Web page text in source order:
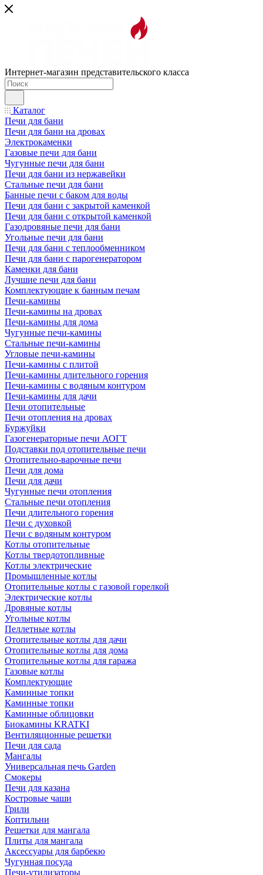
Интернет-магазин представительского класса
Каталог
Печи для бани
Печи для бани на дровах
Электрокаменки
Газовые печи для бани
Чугунные печи для бани
Печи для бани из нержавейки
Стальные печи для бани
Банные печи с баком для воды
Печи для бани с закрытой каменкой
Печи для бани с открытой каменкой
Газодровяные печи для бани
Угольные печи для бани
Печи для бани с теплообменником
Печи для бани с парогенератором
Каменки для бани
Лучшие печи для бани
Комплектующие к банным печам
Печи-камины
Печи-камины на дровах
Печи-камины для дома
Чугунные печи-камины
Стальные печи-камины
Угловые печи-камины
Печи-камины с плитой
Печи-камины длительного горения
Печи-камины с водяным контуром
Печи-камины для дачи
Печи отопительные
Печи отопления на дровах
Буржуйки
Газогенераторные печи АОГТ
Подставки под отопительные печи
Отопительно-варочные печи
Печи для дома
Печи для дачи
Чугунные печи отопления
Стальные печи отопления
Печи длительного горения
Печи с духовкой
Печи с водяным контуром
Котлы отопительные
Котлы твердотопливные
Котлы электрические
Промышленные котлы
Отопительные котлы с газовой горелкой
Электрические котлы
Дровяные котлы
Угольные котлы
Пеллетные котлы
Отопительные котлы для дачи
Отопительные котлы для дома
Отопительные котлы для гаража
Газовые котлы
Комплектующие
Каминные топки
Каминные топки
Каминные облицовки
Биокамины KRATKI
Вентиляционные решетки
Печи для сада
Мангалы
Универсальная печь Garden
Смокеры
Печи для казана
Костровые чаши
Грили
Коптильни
Решетки для мангала
Плиты для мангала
Аксессуары для барбекю
Чугунная посуда
Печи-утилизаторы